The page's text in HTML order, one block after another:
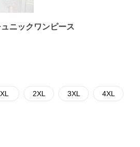
ニックワンピース
XL 2XL 3XL 4XL